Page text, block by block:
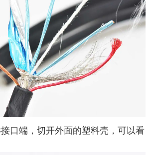
口端，切开外面的塑料壳，可以看